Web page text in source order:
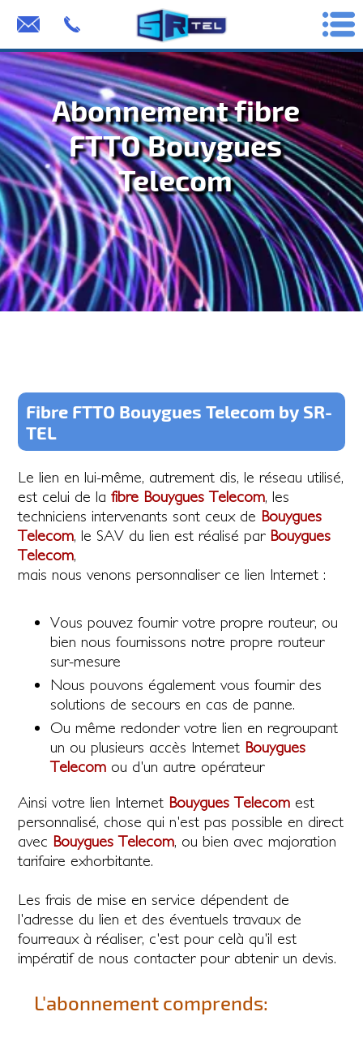
Abonnement fibre
FTTO Bouygues
Telecom
Fibre FTTO Bouygues Telecom by SR-
TEL
Le lien en lui-même, autrement dis, le réseau utilisé,
est celui de lafibre Bouygues Telecom, les
techniciens intervenants sont ceux de Bouygues
Telecom, le SAV du lien est réalisé par Bouygues
Telecom,
mais nous venons personnaliser ce lien Internet :
Vous pouvez fournir votre propre routeur, ou
bien nous fournissons notre propre routeur
sur-mesure
Nous pouvons également vous fournir des
solutions de secours en cas de panne.
Ou même redonder votre lien en regroupant
un ou plusieurs accès Internet Bouygues
Telecom ou d'un autre opérateur
Ainsi votre lien Internet Bouygues Telecom est
personnalisé, chose qui n'est pas possible en direct
avec Bouygues Telecom, ou bien avec majoration
tarifaire exhorbitante.
Les frais de mise en service dépendent de
l'adresse du lien et des éventuels travaux de
fourreaux à réaliser, c'est pour celà qu'il est
impératif de nous contacter pour abtenir un devis.
L'abonnement comprends: